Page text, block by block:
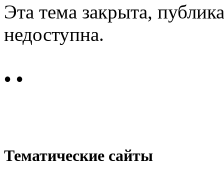
Эта тема закрыта,
недоступна.
• •
Тематические сайты